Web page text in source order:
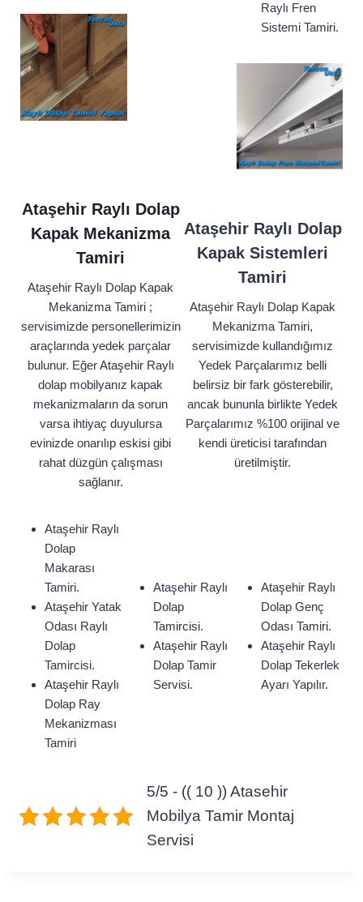
Raylı Fren
Sistemi Tamiri.
Ataşehir Raylı Dolap
Kapak Mekanizma
Tamiri
Ataşehir Raylı Dolap Kapak
Mekanizma Tamiri ;
servisimizde personellerimizin
araçlarında yedek parçalar
bulunur. Eğer Ataşehir Raylı
dolap mobilyanız kapak
mekanizmaların da sorun
varsa ihtiyaç duyulursa
evinizde onarılıp eskisi gibi
rahat düzgün çalışması
sağlanır.
Ataşehir Raylı Dolap
Kapak Sistemleri
Tamiri
Ataşehir Raylı Dolap Kapak
Mekanizma Tamiri,
servisimizde kullandığımız
Yedek Parçalarımız belli
belirsiz bir fark gösterebilir,
ancak bununla birlikte Yedek
Parçalarımız %100 orijinal ve
kendi üreticisi tarafından
üretilmiştir.
Ataşehir Raylı
Dolap
Makarası
Tamiri.
Ataşehir Yatak
Odası Raylı
Dolap
Tamircisi.
Ataşehir Raylı
Dolap Ray
Mekanizması
Tamiri
Ataşehir Raylı
Dolap
Tamircisi.
Ataşehir Raylı
Dolap Tamir
Servisi.
Ataşehir Raylı
Dolap Genç
Odası Tamiri.
Ataşehir Raylı
Dolap Tekerlek
Ayarı Yapılır.
5/5 - (( 10 )) Atasehir
Mobilya Tamir Montaj
Servisi